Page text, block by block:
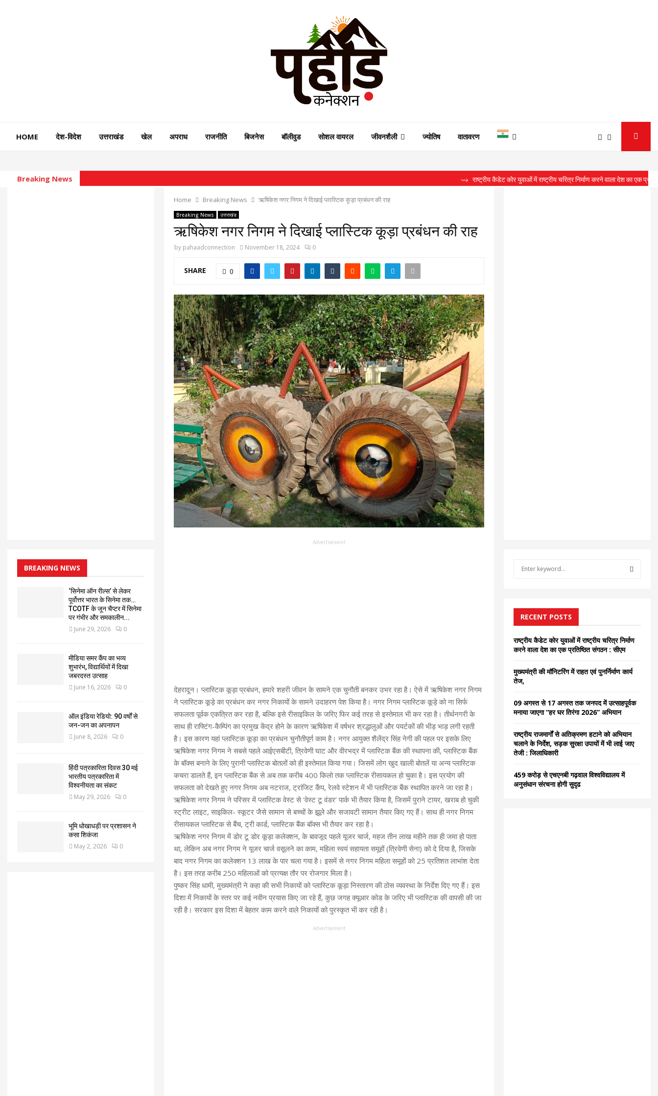
HOME देश-विदेश उत्तराखंड खेल अपराध राजनीति बिजनेस बॉलीवुड सोशल वायरल जीवनशैली ज्योतिष वातावरण
Breaking News ⇝ राष्ट्रीय कैडेट कोर युवाओं में राष्ट्रीय चरित्र निर्माण करने वाला देश का एक प्रतिष्ठित संगठन
Home Breaking News ऋषिकेश नगर निगम ने दिखाई प्लास्टिक कूड़ा प्रबंधन की राह
Breaking News उत्तराखंड
ऋषिकेश नगर निगम ने दिखाई प्लास्टिक कूड़ा प्रबंधन की राह
by pahaadconnection November 18, 2024 0
SHARE 0
Advertisement
देहरादून। प्लास्टिक कूड़ा प्रबंधन, हमारे शहरी जीवन के सामने एक चुनौती बनकर उभर रहा है। ऐसे में ऋषिकेश नगर निगम
ने प्लास्टिक कूड़े का प्रबंधन कर नगर निकायों के सामने उदाहरण पेश किया है। नगर निगम प्लास्टिक कूड़े को ना सिर्फ
सफलता पूर्वक एकत्रित कर रहा है, बल्कि इसे रीसाइकिल के जरिए फिर कई तरह से इस्तेमाल भी कर रहा है। तीर्थनगरी के
साथ ही राफ्टिंग-कैम्पिंग का प्रमुख केंद्र होने के कारण ऋषिकेश में वर्षभर श्रद्धालुओं और पयर्टकों की भीड़ भाड़ लगी रहती
है। इस कारण यहां प्लास्टिक कूड़ा का प्रबंधन चुनौतीपूर्ण काम है। नगर आयुक्त शैलेंद्र सिंह नेगी की पहल पर इसके लिए
ऋषिकेश नगर निगम ने सबसे पहले आईएसबीटी, त्रिवेणी घाट और वीरभद्र में प्लास्टिक बैंक की स्थापना की, प्लास्टिक बैंक
के बॉक्स बनाने के लिए पुरानी प्लास्टिक बोतलों को ही इस्तेमाल किया गया। जिसमें लोग खुद खाली बोतलें या अन्य प्लास्टिक
कचरा डालते हैं, इन प्लास्टिक बैंक से अब तक करीब 400 किलो तक प्लास्टिक रीसायकल हो चुका है। इस प्रयोग की
सफलता को देखते हुए नगर निगम अब नटराज, ट्रांजिट कैंप, रेलवे स्टेशन में भी प्लास्टिक बैंक स्थापित करने जा रहा है।
ऋषिकेश नगर निगम ने परिसर में प्लास्टिक वेस्ट से ‘वेस्ट टू वंडर’ पार्क भी तैयार किया है, जिसमें पुराने टायर, खराब हो चुकी
स्ट्रीट लाइट, साइकिल- स्कूटर जैसे सामान से बच्चों के झूले और सजावटी सामान तैयार किए गए हैं। साथ ही नगर निगम
रीसायकल प्लास्टिक से बैंच, ट्री कार्ड, प्लास्टिक बैंक बॉक्स भी तैयार कर रहा है।
ऋषिकेश नगर निगम में डोर टू डोर कूड़ा कलेक्शन, के बावजूद पहले यूजर चार्ज, महज तीन लाख महीने तक ही जमा हो पाता
था, लेकिन अब नगर निगम ने यूजर चार्ज वसूलने का काम, महिला स्वयं सहायता समूहों (त्रिवेणी सेना) को दे दिया है, जिसके
बाद नगर निगम का कलेक्शन 13 लाख के पार चला गया है। इसमें से नगर निगम महिला समूहों को 25 प्रतिशत लाभांश देता
है। इस तरह करीब 250 महिलाओं को प्रत्यक्ष तौर पर रोजगार मिला है।
पुष्कर सिंह धामी, मुख्यमंत्री ने कहा की सभी निकायों को प्लास्टिक कूड़ा निस्तारण की ठोस व्यवस्था के निर्देश दिए गए हैं। इस
दिशा में निकायों के स्तर पर कई नवीन प्रयास किए जा रहे हैं, कुछ जगह क्यूआर कोड के जरिए भी प्लास्टिक की वापसी की जा
रही है। सरकार इस दिशा में बेहतर काम करने वाले निकायों को पुरस्कृत भी कर रही है।
Advertisement
BREAKING NEWS
‘सिनेमा ऑन रील्स’ से लेकर
पूर्वोत्तर भारत के सिनेमा तक…
TCOTF के जून चैप्टर में सिनेमा
पर गंभीर और समकालीन...
June 29, 2026 0
मीडिया समर कैंप का भव्य
शुभारंभ, विद्यार्थियों में दिखा
जबरदस्त उत्साह
June 16, 2026 0
ऑल इंडिया रेडियो: 90 वर्षों से
जन-जन का अपनापन
June 8, 2026 0
हिंदी पत्रकारिता दिवस 30 मई
भारतीय पत्रकारिता में
विश्वनीयता का संकट
May 29, 2026 0
भूमि धोखाधड़ी पर प्रशासन ने
कसा शिकंजा
May 2, 2026 0
f
o
r
C
RECENT POSTS
राष्ट्रीय कैडेट कोर युवाओं में राष्ट्रीय चरित्र निर्माण
करने वाला देश का एक प्रतिष्ठित संगठन : सीएम
मुख्यमंत्री की मॉनिटरिंग में राहत एवं पुनर्निर्माण कार्य
तेज,
09 अगस्त से 17 अगस्त तक जनपद में उत्साहपूर्वक
मनाया जाएगा “हर घर तिरंगा 2026” अभियान
राष्ट्रीय राजमार्गों से अतिक्रमण हटाने को अभियान
चलाने के निर्देश, सड़क सुरक्षा उपायों में भी लाई जाए
तेजी : जिलाधिकारी
459 करोड़ से एचएनबी गढ़वाल विश्वविद्यालय में
अनुसंधान संरचना होगी सुदृढ